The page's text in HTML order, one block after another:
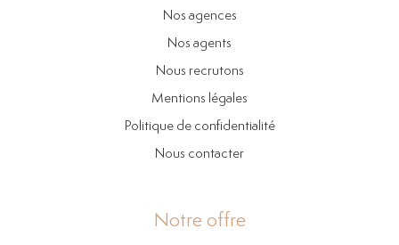
Nos agences
Nos agents
Nous recrutons
Mentions légales
Politique de confidentialité
Nous contacter
Notre offre